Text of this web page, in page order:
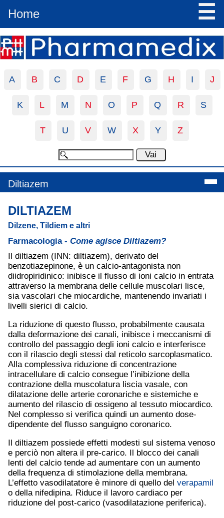
Home ☰
A B C D E F G H I J
K L M N O P Q R S
T U V W X Y Z
Diltiazem
DILTIAZEM
Dilzene, Tildiem e altri
Farmacologia - Come agisce Diltiazem?
Il diltiazem (INN: diltiazem), derivato del
benzotiazepinone, è un calcio-antagonista non
diidropiridinico: inibisce il flusso di ioni calcio in entrata
attraverso la membrana delle cellule muscolari lisce,
sia vascolari che miocardiche, mantenendo invariati i
livelli sierici di calcio.
La riduzione di questo flusso, probabilmente causata
dalla deformazione dei canali, inibisce i meccanismi di
controllo del passaggio degli ioni calcio e interferisce
con il rilascio degli stessi dal reticolo sarcoplasmatico.
Alla complessiva riduzione di concentrazione
intracellulare di calcio consegue l’inibizione della
contrazione della muscolatura liscia vasale, con
dilatazione delle arterie coronariche e sistemiche e
aumento del rilascio di ossigeno al tessuto miocardico.
Nel complesso si verifica quindi un aumento dose-
dipendente del flusso sanguigno coronarico.
Il diltiazem possiede effetti modesti sul sistema venoso
e perciò non altera il pre-carico. Il blocco dei canali
lenti del calcio tende ad aumentare con un aumento
della frequenza di stimolazione della membrana.
L’effetto vasodilatatore è minore di quello del verapamil
o della nifedipina. Riduce il lavoro cardiaco per
riduzione del post-carico (vasodilatazione periferica).